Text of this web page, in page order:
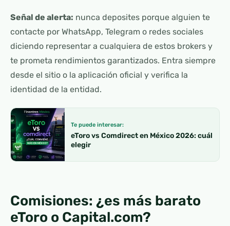
Señal de alerta: nunca deposites porque alguien te
contacte por WhatsApp, Telegram o redes sociales
diciendo representar a cualquiera de estos brokers y
te prometa rendimientos garantizados. Entra siempre
desde el sitio o la aplicación oficial y verifica la
identidad de la entidad.
Te puede interesar:
eToro vs Comdirect en México 2026: cuál
elegir
Comisiones: ¿es más barato
eToro o Capital.com?